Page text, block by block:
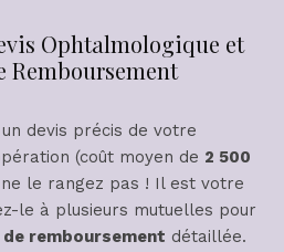
Ophtalmologique et
Remboursement
devis précis de votre
(coût moyen de 2 500
le rangez pas ! Il est votre
le à plusieurs mutuelles pour
remboursement détaillée.